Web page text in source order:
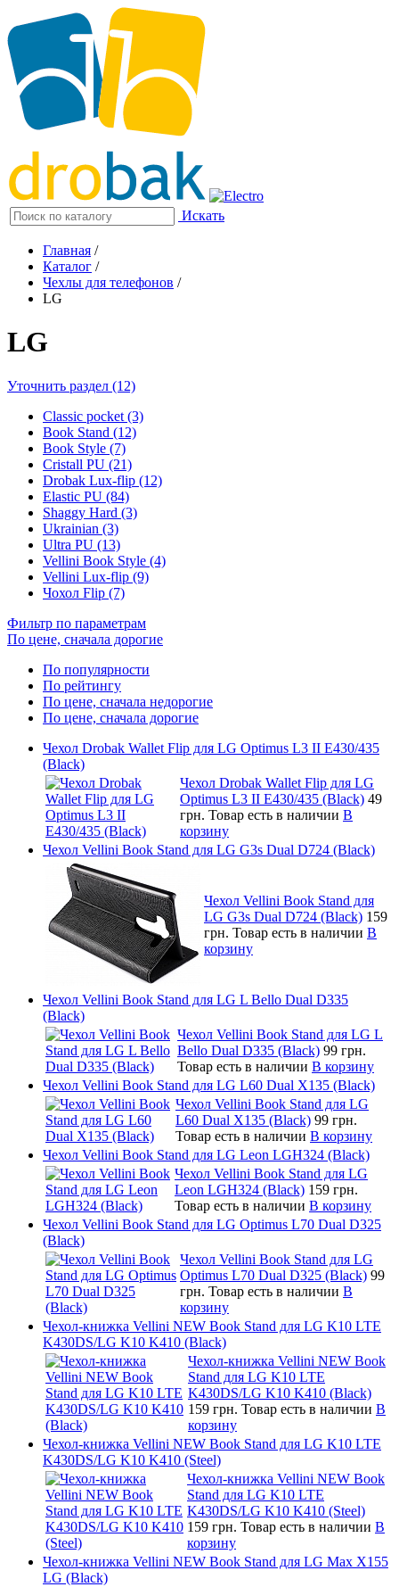
Искать
Главная /
Каталог /
Чехлы для телефонов /
LG
LG
Уточнить раздел (12)
Classic pocket (3)
Book Stand (12)
Book Style (7)
Cristall PU (21)
Drobak Lux-flip (12)
Elastic PU (84)
Shaggy Hard (3)
Ukrainian (3)
Ultra PU (13)
Vellini Book Style (4)
Vellini Lux-flip (9)
Чохол Flip (7)
Фильтр по параметрам
По цене, сначала дорогие
По популярности
По рейтингу
По цене, сначала недорогие
По цене, сначала дорогие
Чехол Drobak Wallet Flip для LG Optimus L3 II E430/435
(Black)
Чехол Drobak Wallet Flip для LG
Optimus L3 II E430/435 (Black) 49
грн. Товар есть в наличии В
корзину
Чехол Vellini Book Stand для LG G3s Dual D724 (Black)
Чехол Vellini Book Stand для
LG G3s Dual D724 (Black) 159
грн. Товар есть в наличии В
корзину
Чехол Vellini Book Stand для LG L Bello Dual D335
(Black)
Чехол Vellini Book Stand для LG L
Bello Dual D335 (Black) 99 грн.
Товар есть в наличии В корзину
Чехол Vellini Book Stand для LG L60 Dual X135 (Black)
Чехол Vellini Book Stand для LG
L60 Dual X135 (Black) 99 грн.
Товар есть в наличии В корзину
Чехол Vellini Book Stand для LG Leon LGH324 (Black)
Чехол Vellini Book Stand для LG
Leon LGH324 (Black) 159 грн.
Товар есть в наличии В корзину
Чехол Vellini Book Stand для LG Optimus L70 Dual D325
(Black)
Чехол Vellini Book Stand для LG
Optimus L70 Dual D325 (Black) 99
грн. Товар есть в наличии В
корзину
Чехол-книжка Vellini NEW Book Stand для LG K10 LTE
K430DS/LG K10 K410 (Black)
Чехол-книжка Vellini NEW Book
Stand для LG K10 LTE
K430DS/LG K10 K410 (Black)
159 грн. Товар есть в наличии В
корзину
Чехол-книжка Vellini NEW Book Stand для LG K10 LTE
K430DS/LG K10 K410 (Steel)
Чехол-книжка Vellini NEW Book
Stand для LG K10 LTE
K430DS/LG K10 K410 (Steel)
159 грн. Товар есть в наличии В
корзину
Чехол-книжка Vellini NEW Book Stand для LG Max X155
LG (Black)